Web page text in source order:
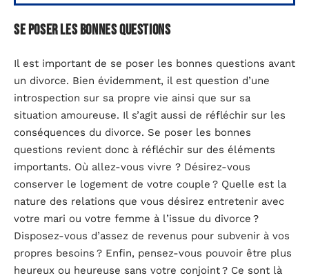
Se poser les bonnes questions
Il est important de se poser les bonnes questions avant
un divorce. Bien évidemment, il est question d’une
introspection sur sa propre vie ainsi que sur sa
situation amoureuse. Il s’agit aussi de réfléchir sur les
conséquences du divorce. Se poser les bonnes
questions revient donc à réfléchir sur des éléments
importants. Où allez-vous vivre ? Désirez-vous
conserver le logement de votre couple ? Quelle est la
nature des relations que vous désirez entretenir avec
votre mari ou votre femme à l’issue du divorce ?
Disposez-vous d’assez de revenus pour subvenir à vos
propres besoins ? Enfin, pensez-vous pouvoir être plus
heureux ou heureuse sans votre conjoint ? Ce sont là